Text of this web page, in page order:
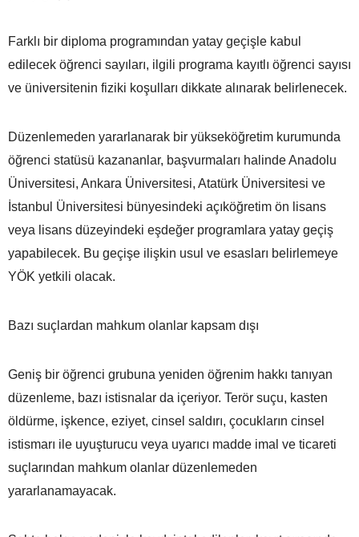
Farklı bir diploma programından yatay geçişle kabul
edilecek öğrenci sayıları, ilgili programa kayıtlı öğrenci sayısı
ve üniversitenin fiziki koşulları dikkate alınarak belirlenecek.
Düzenlemeden yararlanarak bir yükseköğretim kurumunda
öğrenci statüsü kazananlar, başvurmaları halinde Anadolu
Üniversitesi, Ankara Üniversitesi, Atatürk Üniversitesi ve
İstanbul Üniversitesi bünyesindeki açıköğretim ön lisans
veya lisans düzeyindeki eşdeğer programlara yatay geçiş
yapabilecek. Bu geçişe ilişkin usul ve esasları belirlemeye
YÖK yetkili olacak.
Bazı suçlardan mahkum olanlar kapsam dışı
Geniş bir öğrenci grubuna yeniden öğrenim hakkı tanıyan
düzenleme, bazı istisnalar da içeriyor. Terör suçu, kasten
öldürme, işkence, eziyet, cinsel saldırı, çocukların cinsel
istismarı ile uyuşturucu veya uyarıcı madde imal ve ticareti
suçlarından mahkum olanlar düzenlemeden
yararlanamayacak.